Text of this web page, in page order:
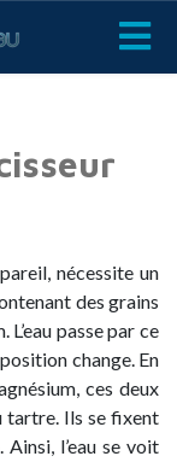
nécessite un
des grains
passe par ce
change. En
ces deux
tartre. Ils se fixent
l’eau se voit